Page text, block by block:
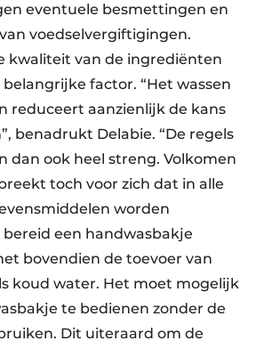
eventuele besmettingen en
voedselvergiftigingen.
kwaliteit van de ingrediënten
factor. “Het wassen
reduceert aanzienlijk de kans
benadrukt Delabie. “De regels
dan ook heel streng. Volkomen
toch voor zich dat in alle
worden
een handwasbakje
bovendien de toevoer van
koud water. Het moet mogelijk
te bedienen zonder de
Dit uiteraard om de